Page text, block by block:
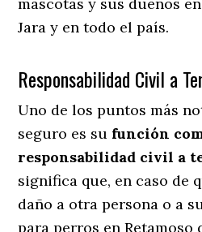
Jara y en todo el país.
Responsabilidad Civil a
Uno de los puntos más
seguro es su función
responsabilidad civil a
significa que, en caso de
daño a otra persona o a
para perros en Retamoso